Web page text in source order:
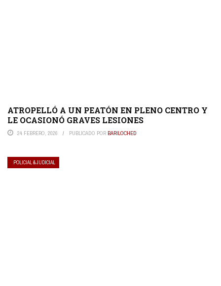
ATROPELLÓ A UN PEATÓN EN PLENO CENTRO Y
LE OCASIONÓ GRAVES LESIONES
24 FEBRERO, 2026 PUBLICADO POR BARILOCHED
POLICIAL & JUDICIAL